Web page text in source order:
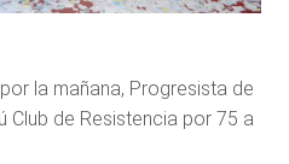
la mañana, Progresista de
Club de Resistencia por 75 a